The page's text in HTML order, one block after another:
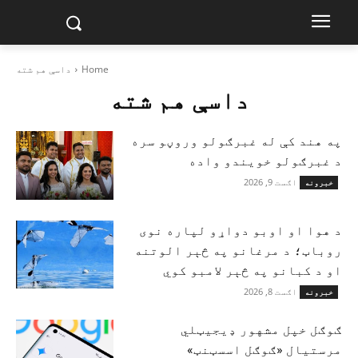
Home داسې هم شته
داسې هم شته
په هند کې له غبرګولو وروڼو سره
د غبرګولو خویندو واده
خبرونه اګست 9, 2026
د هوا او اوبو دواړو لپاره نوی
روباټ؛ د مرغانو په څېر الوتنه
او د کبانو په څېر لامبو کوي
خبرونه اګست 8, 2026
ګوګل خپل مشهور ډیجیټلي
مرستیال «ګوګل اسسټنټ»